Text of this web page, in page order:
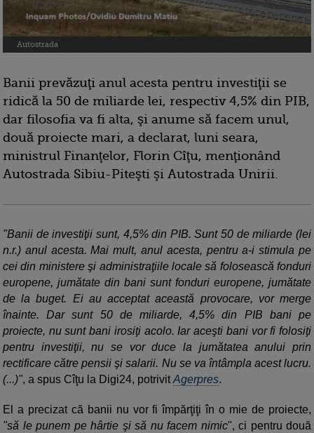
Autostrada
Banii prevăzuţi anul acesta pentru investiţii se
ridică la 50 de miliarde lei, respectiv 4,5% din PIB,
dar filosofia va fi alta, şi anume să facem unul,
două proiecte mari, a declarat, luni seara,
ministrul Finanţelor, Florin Cîţu, menţionând
Autostrada Sibiu-Piteşti şi Autostrada Unirii.
"Banii de investiţii sunt, 4,5% din PIB. Sunt 50 de miliarde (lei
n.r.) anul acesta. Mai mult, anul acesta, pentru a-i stimula pe
cei din ministere şi administraţiile locale să folosească fonduri
europene, jumătate din bani sunt fonduri europene, jumătate
de la buget. Ei au acceptat această provocare, vor merge
înainte. Dar sunt 50 de miliarde, 4,5% din PIB bani pe
proiecte, nu sunt bani irosiţi acolo. Iar aceşti bani vor fi folosiţi
pentru investiţii, nu se vor duce la jumătatea anului prin
rectificare către pensii şi salarii. Nu se va întâmpla acest lucru.
(...)", a spus Cîţu la Digi24, potrivitAgerpres.
El a precizat că banii nu vor fi împărţiţi în o mie de proiecte,
"să le punem pe hârtie şi să nu facem nimic", ci pentru două